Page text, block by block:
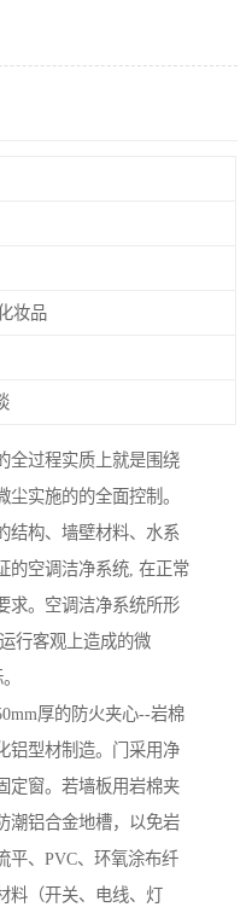
妆品
全过程实质上就是围绕
实施的的全面控制。
结构、墙壁材料、水系
的空调洁净系统, 在正常
求。空调洁净系统所形
行客观上造成的微
厚的防火夹心--岩棉
铝型材制造。门采用净
定窗。若墙板用岩棉夹
潮铝合金地槽，以免岩
平、PVC、环氧涂布纤
料（开关、电线、灯